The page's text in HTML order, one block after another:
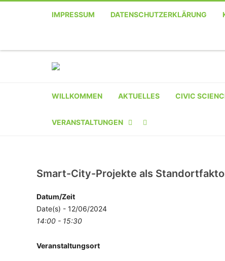
IMPRESSUM DATENSCHUTZERKLÄRUNG
WILLKOMMEN AKTUELLES CIVIC
VERANSTALTUNGEN
VERANSTALTER-
VERANSTALTUNG
EINREICHEN
VERANSTALTUNGSORTE
Smart-City-Projekte als
Datum/Zeit
Date(s) - 12/06/2024
14:00 - 15:30
Veranstaltungsort